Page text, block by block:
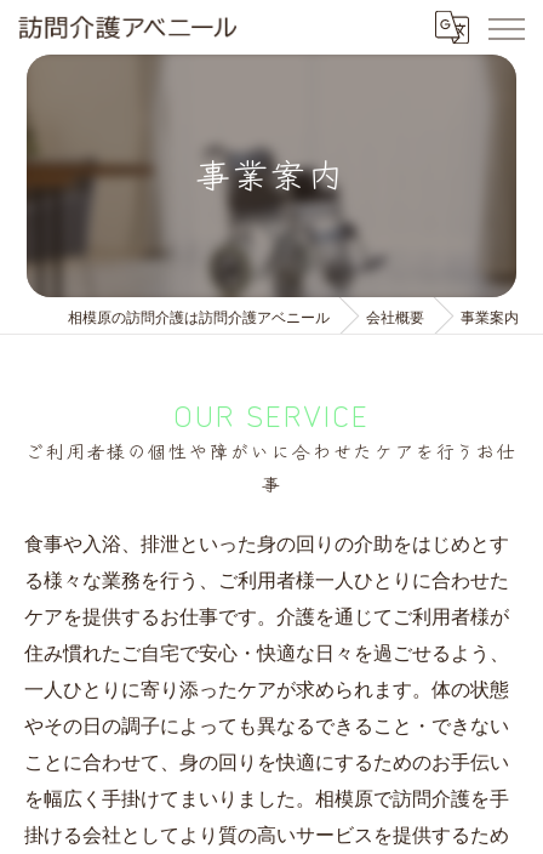
事業案内
相模原の訪問介護は訪問介護アベニール 会社概要 事業案内
ご利用者様の個性や障がいに合わせたケアを行うお仕
事
OUR SERVICE
食事や入浴、排泄といった身の回りの介助をはじめとす
る様々な業務を行う、ご利用者様一人ひとりに合わせた
ケアを提供するお仕事です。介護を通じてご利用者様が
住み慣れたご自宅で安心・快適な日々を過ごせるよう、
一人ひとりに寄り添ったケアが求められます。体の状態
やその日の調子によっても異なるできること・できない
ことに合わせて、身の回りを快適にするためのお手伝い
を幅広く手掛けてまいりました。相模原で訪問介護を手
掛ける会社としてより質の高いサービスを提供するため